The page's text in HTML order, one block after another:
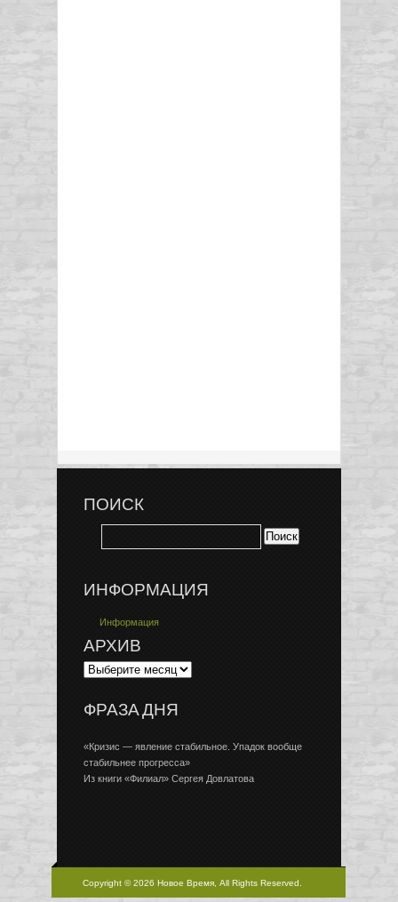
ПОИСК
ИНФОРМАЦИЯ
Информация
АРХИВ
ФРАЗА ДНЯ
«Кризис — явление стабильное. Упадок вообще
стабильнее прогресса»
Из книги «Филиал» Сергея Довлатова
Copyright © 2026 Новое Время, All Rights Reserved.